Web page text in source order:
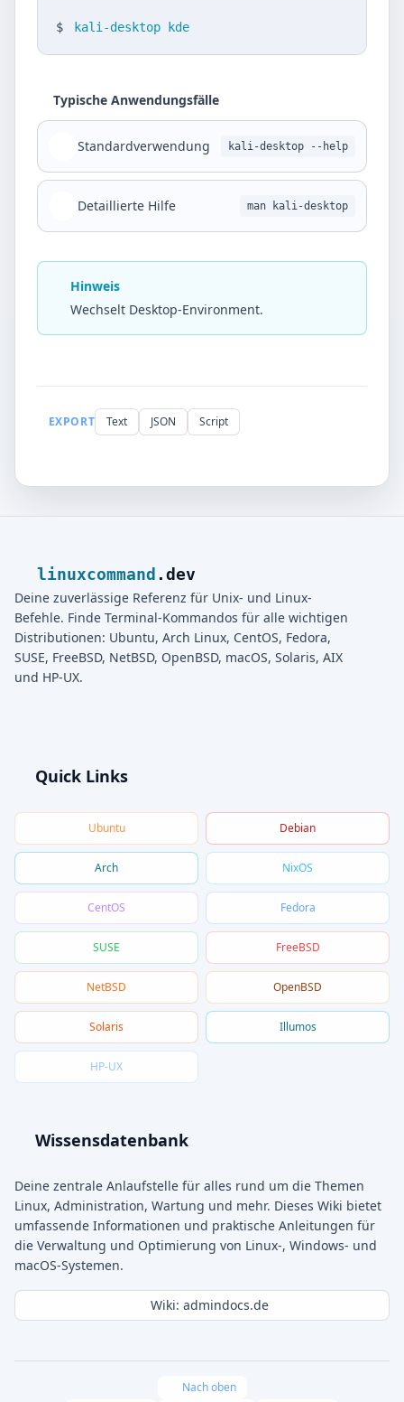
$ kali-desktop kde
Typische Anwendungsfälle
Standardverwendung kali-desktop --help
Detaillierte Hilfe man kali-desktop
Hinweis
Wechselt Desktop-Environment.
EXPORT Text JSON Script
linuxcommand .dev
Deine zuverlässige Referenz für Unix- und Linux-
Befehle. Finde Terminal-Kommandos für alle wichtigen
Distributionen: Ubuntu, Arch Linux, CentOS, Fedora,
SUSE, FreeBSD, NetBSD, OpenBSD, macOS, Solaris, AIX
und HP-UX.
Quick Links
Ubuntu Debian
Arch NixOS
CentOS Fedora
SUSE FreeBSD
NetBSD OpenBSD
Solaris Illumos
HP-UX
Wissensdatenbank
Deine zentrale Anlaufstelle für alles rund um die Themen
Linux, Administration, Wartung und mehr. Dieses Wiki bietet
umfassende Informationen und praktische Anleitungen für
die Verwaltung und Optimierung von Linux-, Windows- und
macOS-Systemen.
Wiki: admindocs.de
Nach oben